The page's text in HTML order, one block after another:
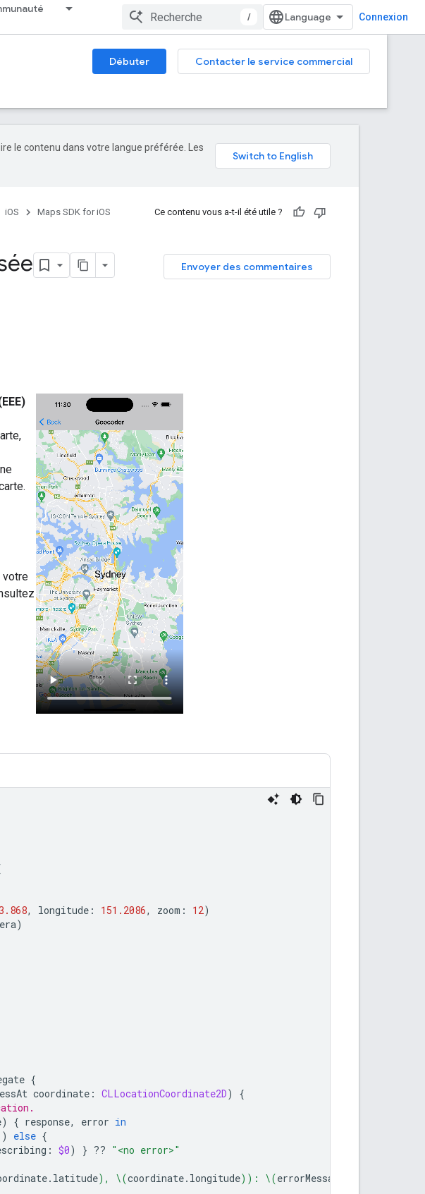
/ Connexion
Débuter
Contacter le service commercial
le contenu dans votre langue préférée. Les
iOS
Maps SDK for iOS
Ce contenu vous a-t-il été utile ?
Envoyer des commentaires
votre
, longitude : 151.2086, zoom : 12)
)
{
coordinate : CLLocationCoordinate2D)
{
) { response, error in
else {
: $0) } ?? "<no error>"
. latitude) , \(coordinate. longitude) ): \(errorMessage